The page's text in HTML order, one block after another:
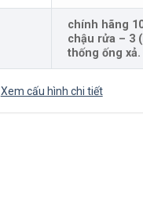
chính hãng
chậu rửa – 3
thống ống xả.
Xem cấu hình chi tiết